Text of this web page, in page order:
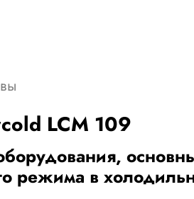
LCM 109
режима в